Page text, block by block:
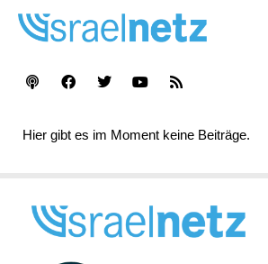
Hier gibt es im Moment keine Beiträge.